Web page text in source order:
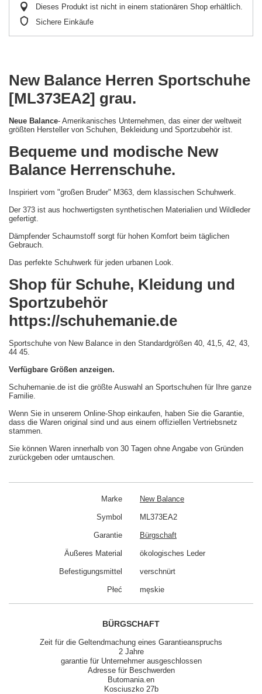
Dieses Produkt ist nicht in einem stationären Shop erhältlich.
Sichere Einkäufe
New Balance Herren Sportschuhe
[ML373EA2] grau.
Neue Balance- Amerikanisches Unternehmen, das einer der weltweit
größten Hersteller von Schuhen, Bekleidung und Sportzubehör ist.
Bequeme und modische New
Balance Herrenschuhe.
Inspiriert vom "großen Bruder" M363, dem klassischen Schuhwerk.
Der 373 ist aus hochwertigsten synthetischen Materialien und Wildleder
gefertigt.
Dämpfender Schaumstoff sorgt für hohen Komfort beim täglichen
Gebrauch.
Das perfekte Schuhwerk für jeden urbanen Look.
Shop für Schuhe, Kleidung und
Sportzubehör
https://schuhemanie.de
Sportschuhe von New Balance in den Standardgrößen 40, 41,5, 42, 43,
44 45.
Verfügbare Größen anzeigen.
Schuhemanie.de ist die größte Auswahl an Sportschuhen für Ihre ganze
Familie.
Wenn Sie in unserem Online-Shop einkaufen, haben Sie die Garantie,
dass die Waren original sind und aus einem offiziellen Vertriebsnetz
stammen.
Sie können Waren innerhalb von 30 Tagen ohne Angabe von Gründen
zurückgeben oder umtauschen.
Marke New Balance
Symbol ML373EA2
Garantie Bürgschaft
Äußeres Material ökologisches Leder
Befestigungsmittel verschnürt
Płeć męskie
BÜRGSCHAFT
Zeit für die Geltendmachung eines Garantieanspruchs
2 Jahre
garantie für Unternehmer ausgeschlossen
Adresse für Beschwerden
Butomania.en
Kosciuszko 27b